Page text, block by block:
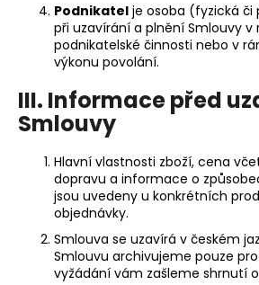
Podnikatel je osoba (fyzická
při uzavírání a plnění Smlouvy v
podnikatelské činnosti nebo v
výkonu povolání.
III. Informace před
Smlouvy
Hlavní vlastnosti zboží, cena
dopravu a informace o
jsou uvedeny u konkrétních
objednávky.
Smlouva se uzavírá v českém
Smlouvu archivujeme pouze
vyžádání vám zašleme shrnutí